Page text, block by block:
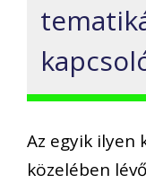
Az egyik ilyen
közelében